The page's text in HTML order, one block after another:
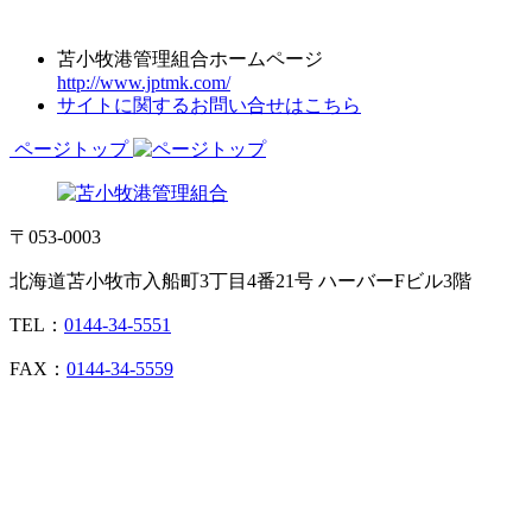
苫小牧港管理組合ホームページ
http://www.jptmk.com/
サイトに関するお問い合せはこちら
ページトップ
〒053-0003
北海道苫小牧市入船町3丁目4番21号 ハーバーFビル3階
TEL： 0144-34-5551
FAX： 0144-34-5559